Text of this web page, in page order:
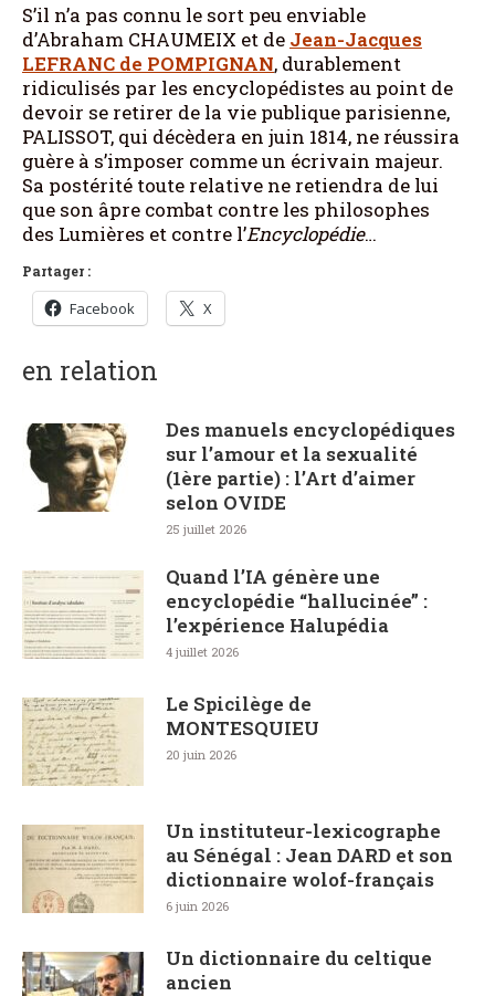
S’il n’a pas connu le sort peu enviable
d’Abraham CHAUMEIX et de Jean-Jacques
LEFRANC de POMPIGNAN, durablement
ridiculisés par les encyclopédistes au point de
devoir se retirer de la vie publique parisienne,
PALISSOT, qui décèdera en juin 1814, ne réussira
guère à s’imposer comme un écrivain majeur.
Sa postérité toute relative ne retiendra de lui
que son âpre combat contre les philosophes
des Lumières et contre l’Encyclopédie…
Partager :
Facebook X
en relation
Des manuels encyclopédiques
sur l’amour et la sexualité
(1ère partie) : l’Art d’aimer
selon OVIDE
25 juillet 2026
Quand l’IA génère une
encyclopédie “hallucinée” :
l’expérience Halupédia
4 juillet 2026
Le Spicilège de
MONTESQUIEU
20 juin 2026
Un instituteur-lexicographe
au Sénégal : Jean DARD et son
dictionnaire wolof-français
6 juin 2026
Un dictionnaire du celtique
ancien